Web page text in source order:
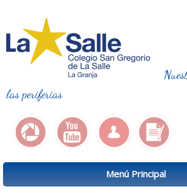
las periferias
Menú Principal